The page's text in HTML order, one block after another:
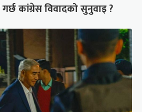
कांग्रेस विवादको सुनुवाइ ?